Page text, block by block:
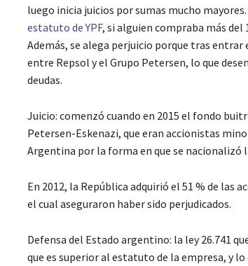
luego inicia juicios por sumas mucho
estatuto de YPF, si alguien compraba más del
Además, se alega perjuicio porque tras entrar
entre Repsol y el Grupo Petersen, lo que
deudas.
Juicio: comenzó cuando en 2015 el fondo
Petersen-Eskenazi, que eran accionistas
Argentina por la forma en que se nacionalizó
En 2012, la República adquirió el 51 % de las
el cual aseguraron haber sido perjudicados.
Defensa del Estado argentino: la ley 26.741
que es superior al estatuto de la empresa, y